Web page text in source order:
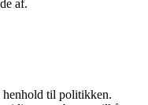
af.
henhold til politikken.